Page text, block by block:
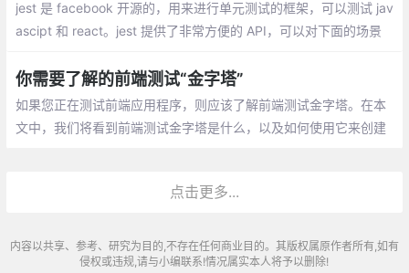
jest 是 facebook 开源的，用来进行单元测试的框架，可以测试 jav
ascipt 和 react。jest 提供了非常方便的 API，可以对下面的场景
你需要了解的前端测试“金字塔”
如果您正在测试前端应用程序，则应该了解前端测试金字塔。在本
文中，我们将看到前端测试金字塔是什么，以及如何使用它来创建
点击更多...
内容以共享、参考、研究为目的,不存在任何商业目的。其版权属原作者所有,如有
侵权或违规,请与小编联系!情况属实本人将予以删除!